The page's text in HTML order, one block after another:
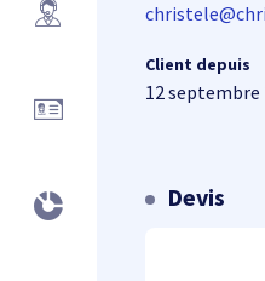
Client depuis
12 septembre
Devis